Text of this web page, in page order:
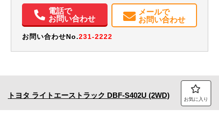
電話で
お問い合わせ
メールで
お問い合わせ
お問い合わせNo.231-2222
トヨタ ライトエーストラック DBF-S402U (2WD) お気に入り